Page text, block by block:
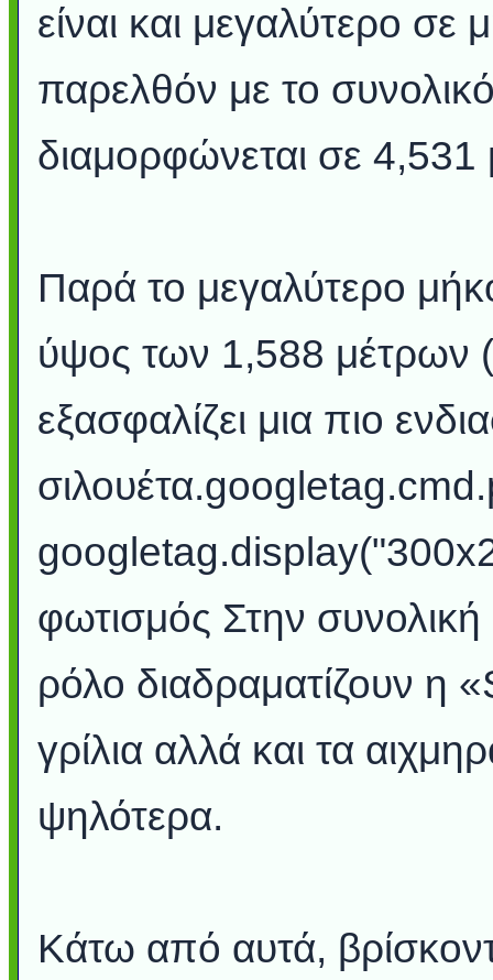
είναι και μεγαλύτερο σε
παρελθόν με το
διαμορφώνεται σε 4,531
Παρά το μεγαλύτερο
ύψος των 1,588 μέτρων
εξασφαλίζει μια πιο
φωτισμός Στην συνολική
ρόλο διαδραματίζουν η
γρίλια αλλά και τα
ψηλότερα.
Κάτω από αυτά,